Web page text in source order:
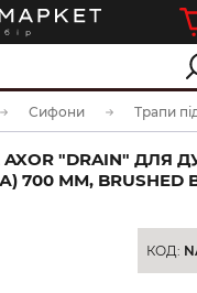
Сифони Трапи
"DRAIN" ДЛЯ
700 ММ, BRUSHED
КОД: